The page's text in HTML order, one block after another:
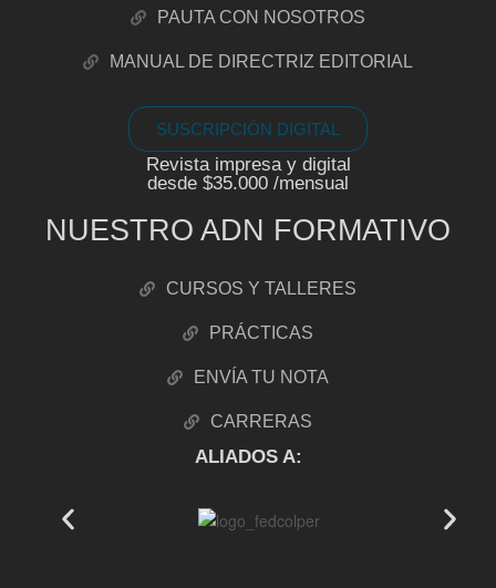
PAUTA CON NOSOTROS
MANUAL DE DIRECTRIZ EDITORIAL
SUSCRIPCIÓN DIGITAL
Revista impresa y digital
desde $35.000 /mensual
NUESTRO ADN FORMATIVO
CURSOS Y TALLERES
PRÁCTICAS
ENVÍA TU NOTA
CARRERAS
ALIADOS A: